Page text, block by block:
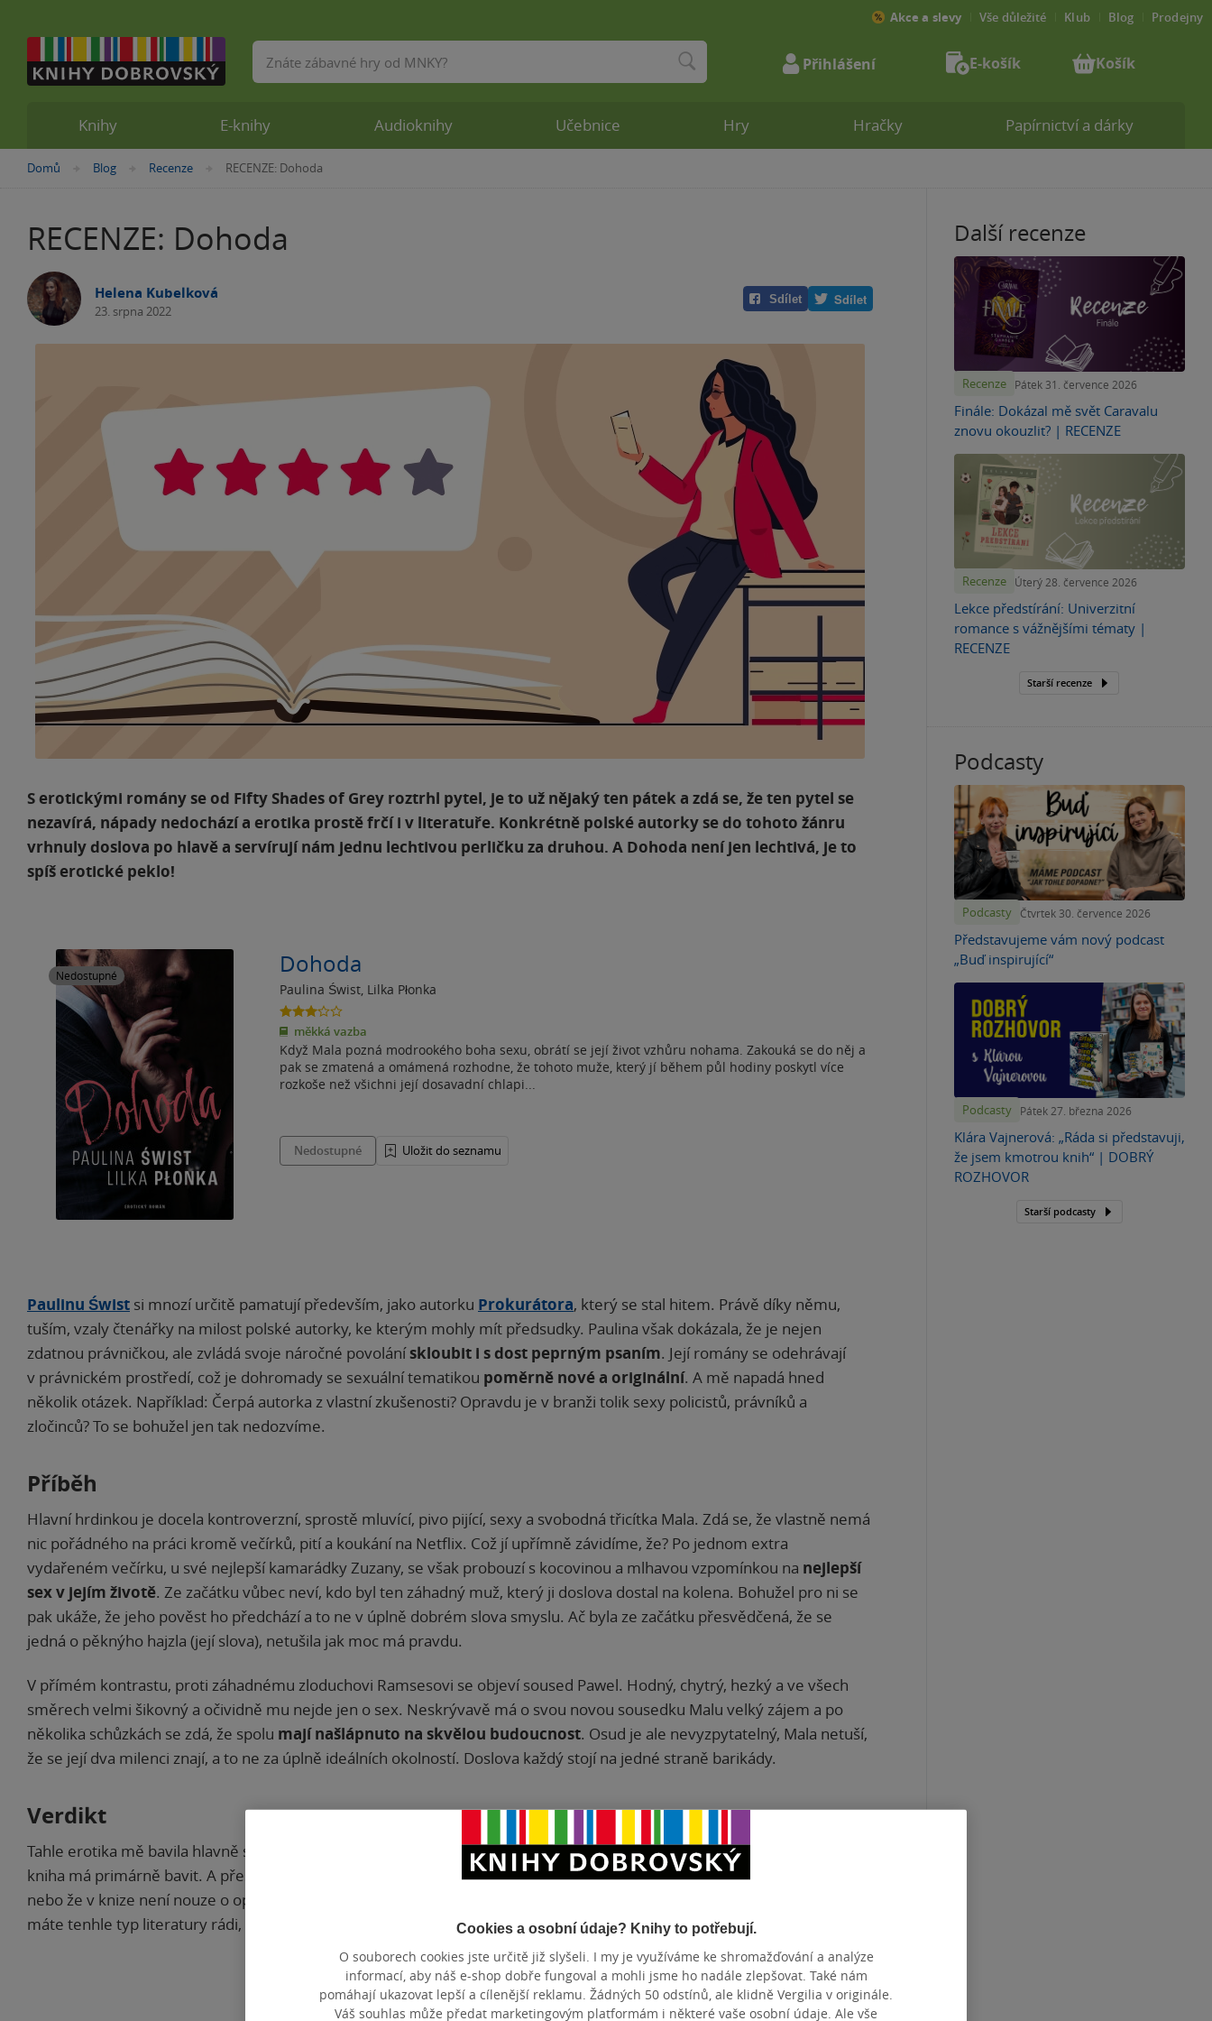
Nacházíte
Domů »
Blog »
Recenze »
RECENZE: Dohoda
RECENZE: Dohoda
Helena Kubelková
23. srpna 2022
Sdílet Sdílet
S erotickými romány se od Fifty Shades of Grey roztrhl pytel, je to už nějaký ten pátek a zdá se, že ten pytel se
nezavírá, nápady nedochází a erotika prostě frčí i v literatuře. Konkrétně polské autorky se do tohoto žánru
vrhnuly doslova po hlavě a servírují nám jednu lechtivou perličku za druhou. A Dohoda není jen lechtivá, je to
spíš erotické peklo!
Nedostupné Dohoda
Paulina Świst, Lilka Płonka
3.2
z
5
hvězdiček
měkká vazba
Když Mala pozná modrookého boha sexu, obrátí se její život vzhůru nohama. Zakouká se do něj a
pak se zmatená a omámená rozhodne, že tohoto muže, který jí během půl hodiny poskytl více
rozkoše než všichni její dosavadní chlapi...
Nedostupné Uložit do seznamu
Paulinu Świst si mnozí určitě pamatují především, jako autorku Prokurátora, který se stal hitem. Právě díky němu,
tuším, vzaly čtenářky na milost polské autorky, ke kterým mohly mít předsudky. Paulina však dokázala, že je nejen
zdatnou právničkou, ale zvládá svoje náročné povolánískloubit i s dost peprným psaním. Její romány se odehrávají
v právnickém prostředí, což je dohromady se sexuální tematikou poměrně nové a originální. A mě napadá hned
několik otázek. Například: Čerpá autorka z vlastní zkušenosti? Opravdu je v branži tolik sexy policistů, právníků a
zločinců? To se bohužel jen tak nedozvíme.
Příběh
Hlavní hrdinkou je docela kontroverzní, sprostě mluvící, pivo pijící, sexy a svobodná třicítka Mala. Zdá se, že vlastně nemá
nic pořádného na práci kromě večírků, pití a koukání na Netflix. Což jí upřímně závidíme, že? Po jednom extra
vydařeném večírku, u své nejlepší kamarádky Zuzany, se však probouzí s kocovinou a mlhavou vzpomínkou na nejlepší
sex v jejím životě. Ze začátku vůbec neví, kdo byl ten záhadný muž, který ji doslova dostal na kolena. Bohužel pro ni se
pak ukáže, že jeho pověst ho předchází a to ne v úplně dobrém slova smyslu. Ač byla ze začátku přesvědčená, že se
jedná o pěknýho hajzla (její slova), netušila jak moc má pravdu.
V přímém kontrastu, proti záhadnému zloduchovi Ramsesovi se objeví soused Pawel. Hodný, chytrý, hezký a ve všech
směrech velmi šikovný a očividně mu nejde jen o sex. Neskrývavě má o svou novou sousedku Malu velký zájem a po
několika schůzkách se zdá, že spolu mají našlápnuto na skvělou budoucnost. Osud je ale nevyzpytatelný, Mala netuší,
že se její dva milenci znají, a to ne za úplně ideálních okolností. Doslova každý stojí na jedné straně barikády.
Verdikt
Tahle erotika mě bavila hlavně svou upřímností. Autorky si na nic nehrají, vědí, že neprodávají literární veledílo, ale jejich
kniha má primárně bavit. A přesně tenhle účel u mě splnila a já se bavila. Ani mi nevadilo, že je hlavní hrdinka sprostá,
nebo že v knize není nouze o opravdu
máte tenhle typ literatury rádi, určitě doporučuji!
Hodnocení: 75 %
Další recenze
Recenze Pátek 31. července 2026
Finále: Dokázal mě svět Caravalu
znovu okouzlit? | RECENZE
Recenze Úterý 28. července 2026
Lekce předstírání: Univerzitní
romance s vážnějšími tématy |
RECENZE
Starší recenze
Podcasty
Podcasty Čtvrtek 30. července 2026
Představujeme vám nový podcast
„Buď inspirující“
Podcasty Pátek 27. března 2026
Klára Vajnerová: „Ráda si představuji,
že jsem kmotrou knih“ | DOBRÝ
ROZHOVOR
Starší podcasty
Knihy E-knihy Audioknihy Učebnice Hry Hračky Papírnictví a dárky
Akce a slevy Vše důležité Klub Blog Prodejny
Vyhledávání Přihlášení E-košík Košík
Cookies a osobní údaje? Knihy to potřebují.
O souborech cookies jste určitě již slyšeli. I my je využíváme ke shromažďování a analýze
informací, aby náš e-shop dobře fungoval a mohli jsme ho nadále zlepšovat. Také nám
pomáhají ukazovat lepší a cílenější reklamu. Žádných 50 odstínů, ale klidně Vergilia v originále.
Váš souhlas může předat marketingovým platformám i některé vaše osobní údaje. Ale vše